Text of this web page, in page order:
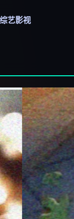
综艺影视